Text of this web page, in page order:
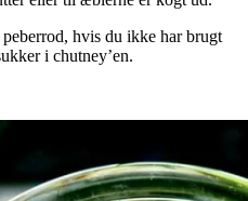
hvis du ikke har brugt
i chutney’en.